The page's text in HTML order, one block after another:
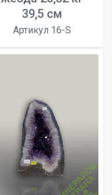
39,5 см
Артикул 16-S